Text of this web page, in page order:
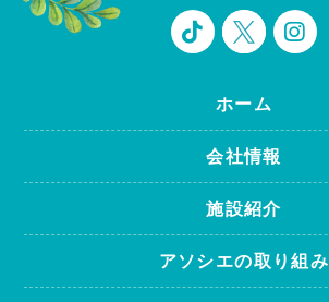
ホーム
会社情報
施設紹介
アソシエの取り組み